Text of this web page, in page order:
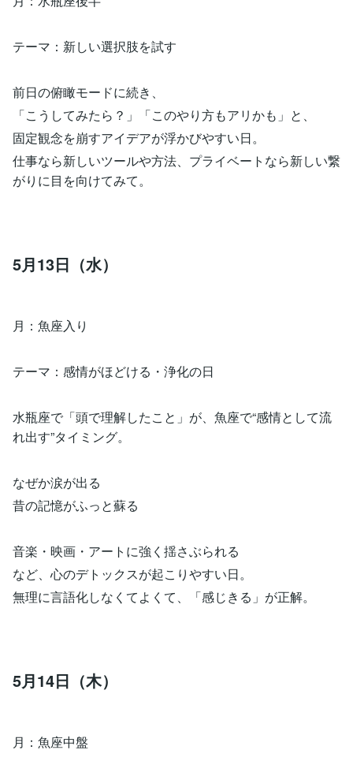
テーマ：新しい選択肢を試す
前日の俯瞰モードに続き、
「こうしてみたら？」「このやり方もアリかも」と、
固定観念を崩すアイデアが浮かびやすい日。
仕事なら新しいツールや方法、プライベートなら新しい繋
がりに目を向けてみて。
5月13日（水）
月：魚座入り
テーマ：感情がほどける・浄化の日
水瓶座で「頭で理解したこと」が、魚座で“感情として流
れ出す”タイミング。
なぜか涙が出る
昔の記憶がふっと蘇る
音楽・映画・アートに強く揺さぶられる
など、心のデトックスが起こりやすい日。
無理に言語化しなくてよくて、「感じきる」が正解。
5月14日（木）
月：魚座中盤